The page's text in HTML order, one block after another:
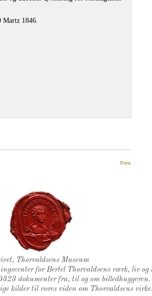
Martz 1846.
Print
Thorvaldsens Segl
Thorvaldsens Museum
for Bertel Thorvaldsens værk, liv og
dokumenter fra, til og om billedhuggeren.
kilder til vores viden om Thorvaldsens virke.